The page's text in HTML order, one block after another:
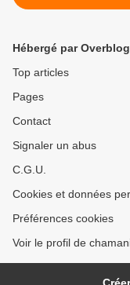
adopté
Hébergé par Overblog
Top articles
Pages
Contact
Signaler un abus
C.G.U.
Cookies et données
Préférences cookies
Voir le profil de